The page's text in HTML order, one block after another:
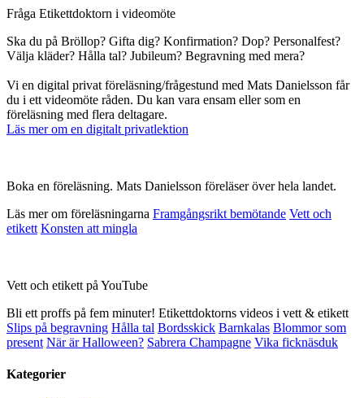
Fråga Etikettdoktorn i videomöte
Ska du på Bröllop? Gifta dig? Konfirmation? Dop? Personalfest?
Välja kläder? Hålla tal? Jubileum? Begravning med mera?
Vi en digital privat föreläsning/frågestund med Mats Danielsson får
du i ett videomöte råden. Du kan vara ensam eller som en
föreläsning med flera deltagare.
Läs mer om en digitalt privatlektion
Boka en föreläsning. Mats Danielsson föreläser över hela landet.
Läs mer om föreläsningarna Framgångsrikt bemötande Vett och
etikett Konsten att mingla
Vett och etikett på YouTube
Bli ett proffs på fem minuter! Etikettdoktorns videos i vett & etikett
Slips på begravning Hålla tal Bordsskick Barnkalas Blommor som
present När är Halloween? Sabrera Champagne Vika ficknäsduk
Kategorier